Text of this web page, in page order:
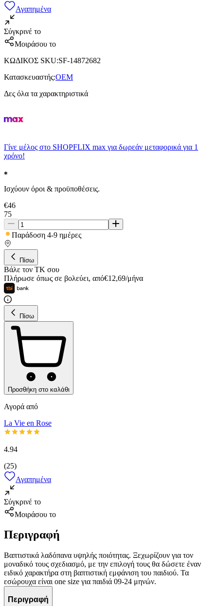
Αγαπημένα
Σύγκρινέ το
Μοιράσου το
ΚΩΔΙΚΟΣ SKU:SF-14872682
Κατασκευαστής:OEM
Δες όλα τα χαρακτηριστικά
Γίνε μέλος στο SHOPFLIX max για δωρεάν μεταφορικά για 1
χρόνο!
Ισχύουν όροι & προϋποθέσεις.
€46
75
Παράδοση 4-9 ημέρες
Πίσω
Βάλε τον ΤΚ σου
Πλήρωσε όπως σε βολεύει, από€12,69/μήνα
Πίσω
Προσθήκη στο καλάθι
Αγορά από
La Vie en Rose
4.94
(25)
Αγαπημένα
Σύγκρινέ το
Μοιράσου το
Περιγραφή
Βαπτιστικά λαδόπανα υψηλής ποιότητας. Ξεχωρίζουν για τον
μοναδικό τους σχεδιασμό, με την επιλογή τους θα δώσετε έναν
ειδικό χαρακτήρα στη βαπτιστική εμφάνιση του παιδιού. Τα
εσώρουχα είναι one size για παιδιά 09-24 μηνών.
Περιγραφή